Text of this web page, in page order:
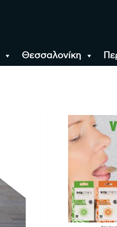
Θεσσαλονίκη